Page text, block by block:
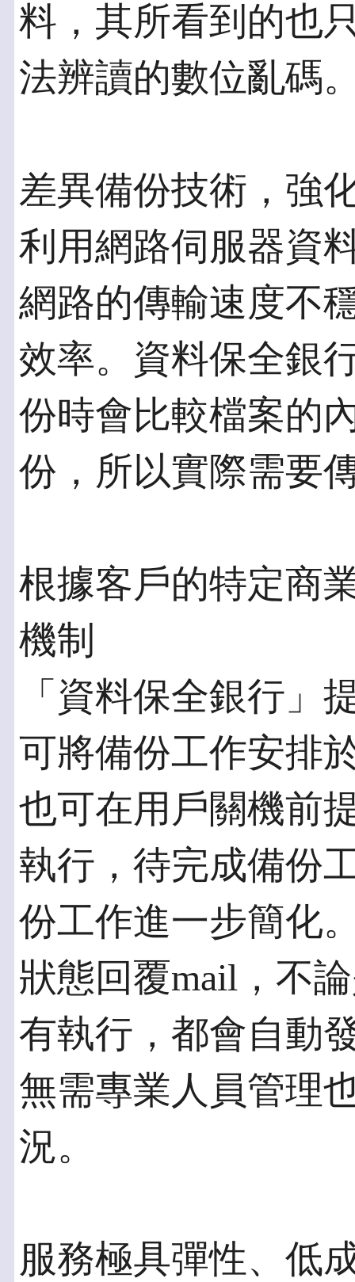
料，其所看到的也
法辨讀的數位亂碼
差異備份技術，強
利用網路伺服器資
網路的傳輸速度不
效率。資料保全銀
份時會比較檔案的
份，所以實際需要
根據客戶的特定商
機制
「資料保全銀行」
可將備份工作安排
也可在用戶關機前
執行，待完成備份
份工作進一步簡化
狀態回覆mail，不
有執行，都會自動
無需專業人員管理
況。
服務極具彈性、低